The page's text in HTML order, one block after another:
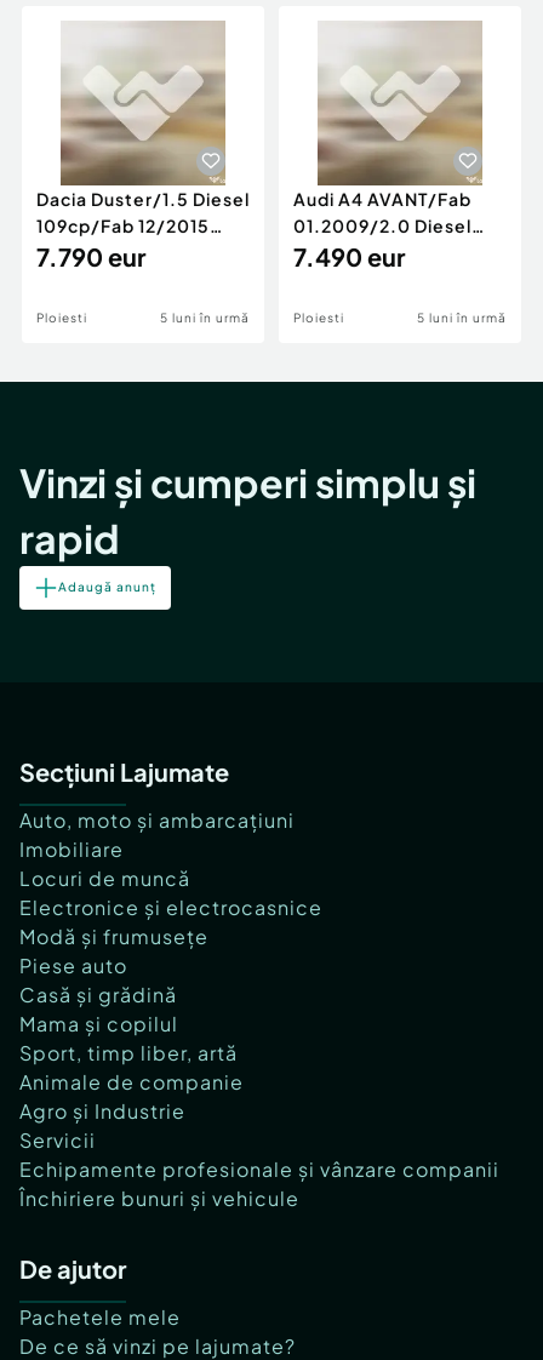
Animale de companie
Afaceri și echipamente profesionale
Inchiriere Bunuri si Vehicule
Utilaje agricole si industriale
Piese auto si accesorii
Dacia Duster
Dacia Duster/1.5 Diesel
109cp/Fab 12/2015
/Euro 5/GARANTIE 12
7.790 eur
Ploiesti 5 luni în urmă
Audi A4 AVANT/Fab
01.2009/2.0 Diesel
140cp/Posibilitate
7.490 eur
Ploiesti 5 luni în urmă
Vinzi și cumperi simplu și
rapid
Adaugă anunț
Secțiuni Lajumate
Auto, moto și ambarcațiuni
Imobiliare
Locuri de muncă
Electronice și electrocasnice
Modă și frumusețe
Piese auto
Casă și grădină
Mama și copilul
Sport, timp liber, artă
Animale de companie
Agro și Industrie
Servicii
Echipamente profesionale și vânzare companii
Închiriere bunuri și vehicule
De ajutor
Pachetele mele
De ce să vinzi pe lajumate?